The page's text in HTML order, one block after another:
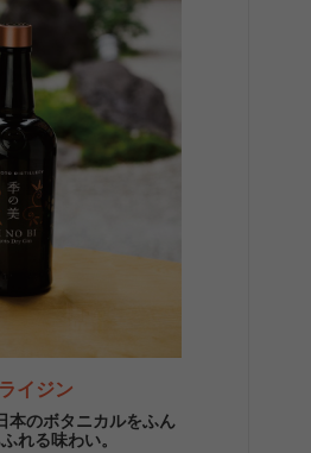
イジン
本のボタニカルをふん
れる味わい。